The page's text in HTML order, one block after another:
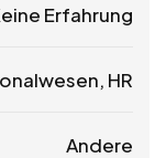
Erfahrung
HR
Andere